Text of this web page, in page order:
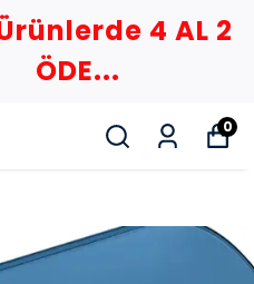
4 AL 2
0